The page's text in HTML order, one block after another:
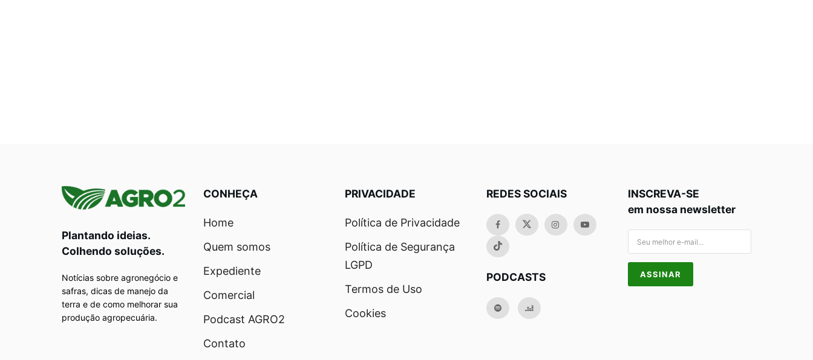
Plantando ideias.
Colhendo soluções.
Notícias sobre agronegócio e
safras, dicas de manejo da
terra e de como melhorar sua
produção agropecuária.
CONHEÇA
Home
Quem somos
Expediente
Comercial
Podcast AGRO2
Contato
PRIVACIDADE
Política de Privacidade
Política de Segurança
LGPD
Termos de Uso
Cookies
REDES SOCIAIS
PODCASTS
INSCREVA-SE
em nossa newsletter